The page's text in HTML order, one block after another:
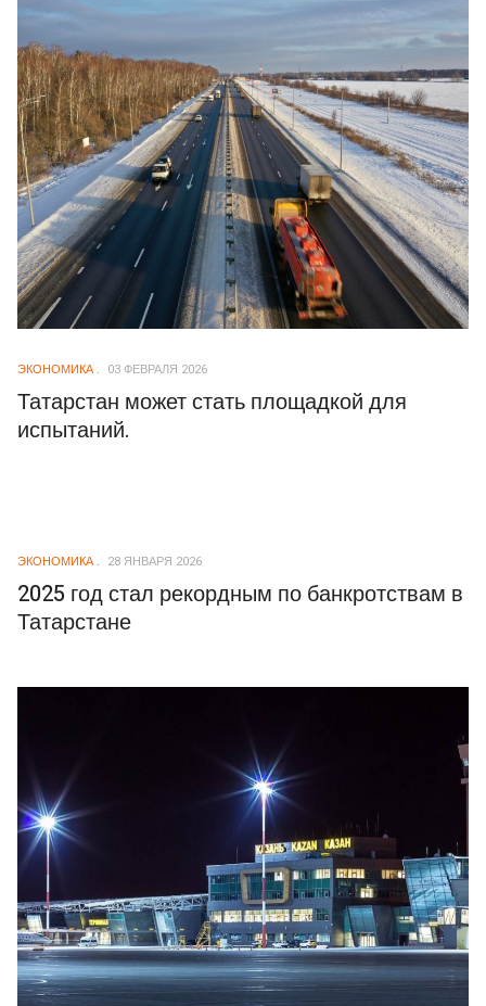
ЭКОНОМИКА 03 ФЕВРАЛЯ 2026
Татарстан может стать площадкой для
испытаний.
ЭКОНОМИКА 28 ЯНВАРЯ 2026
2025 год стал рекордным по банкротствам в
Татарстане